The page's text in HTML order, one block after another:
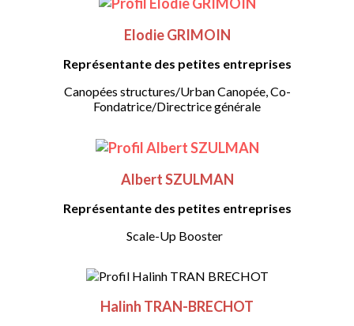
Elodie GRIMOIN
Représentante des petites entreprises
Canopées structures/Urban Canopée, Co-
Fondatrice/Directrice générale
Albert SZULMAN
Représentante des petites entreprises
Scale-Up Booster
Halinh TRAN-BRECHOT